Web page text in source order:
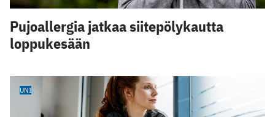
Pujoallergia jatkaa siitepölykautta
loppukesään
UNI